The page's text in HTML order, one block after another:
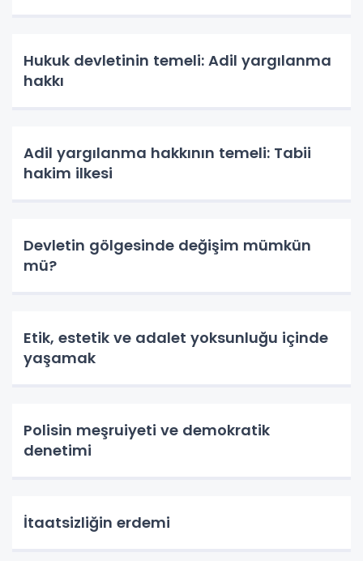
Hukuk devletinin temeli: Adil yargılanma
hakkı
Adil yargılanma hakkının temeli: Tabii
hakim ilkesi
Devletin gölgesinde değişim mümkün
mü?
Etik, estetik ve adalet yoksunluğu içinde
yaşamak
Polisin meşruiyeti ve demokratik
denetimi
İtaatsizliğin erdemi